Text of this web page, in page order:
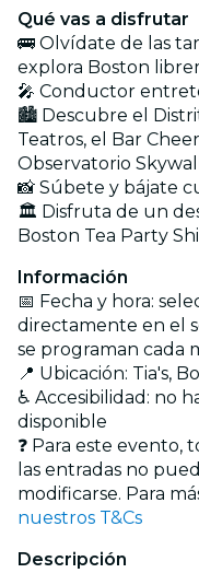
Qué vas a disfrutar
🚌 Olvídate de las
explora Boston
🎤 Conductor
🏙️ Descubre el
Teatros, el Bar
Observatorio
📸 Súbete y bájate
🏛️ Disfruta de un
Boston Tea Party
Información
📅 Fecha y hora:
directamente en el
se programan cada
📍 Ubicación: Tia's,
♿ Accesibilidad: no
disponible
❓ Para este evento,
las entradas no
modificarse. Para
nuestros T&Cs
Descripción